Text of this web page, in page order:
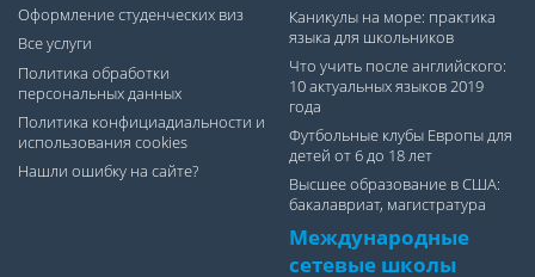
Оформление студенческих виз
Все услуги
Политика обработки
персональных данных
Политика конфициадиальности и
использования cookies
Нашли ошибку на сайте?
Каникулы на море: практика
языка для школьников
Что учить после английского:
10 актуальных языков 2019
года
Футбольные клубы Европы для
детей от 6 до 18 лет
Высшее образование в США:
бакалавриат, магистратура
Международные
сетевые школы